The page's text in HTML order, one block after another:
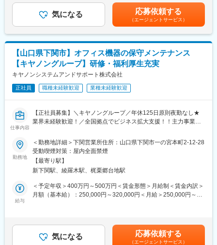
ムリーダーやマネージャーとの1on1ミーティングも実施し、上司
とも直接コミュニケーションできます。
してはトータル的なスキルアップが可能です。
■この仕事の魅力：
お客様が実現したいことを一緒に考え、直接コミュニケーション
のスキルを磨くことができ、
また、感謝の言葉を直接いただけることも魅力です。
【変更の範囲：会社の定める業務】
■組織の特徴：当グループは、UBE株式会社様やグループ会社様の
スクラッチシステムを担っており、提案～導入まで一気通貫での
作業が経験できます。若いメンバーも多く、活気のあるグループ
です。
■入社後の教育と今後のキャリアについて
メンターとなる社員がつき、業務全般のフォローを実施します。
またOJTを通じて業務および開発技術を習得していただき、習得
務の規模/難易度を高め、より上位の業務が行えるような環境を用
意しています。
■ＯＳ：Windows
■言語：VB.NET、C＃、ASP.NET MVC、.NET Core、
■在宅勤務について
週4日以内での在宅勤務可(週１日の出社ルール)
でも目安の金額であり、選考を通じて上下する可能性がありま
す。月給(月額)は固定手当を含めた表記です。
気になる 応募依頼する
（エージェントサービス）
【山口県下関市】オフィス機器の保守メンテナンス
【キヤノングループ】研修・福利厚生充実
キヤノンシステムアンドサポート株式会社
正社員 職種未経験歓迎 業種未経験歓迎
仕事内容
【正社員募集】＼キヤノングループ／年休125日原則夜勤なし★
業界未経験歓迎！／全国拠点でビジネス拡大支援！！主力事業の
快適なオフィス環境をトータル提供！充実の育児支援・研修制度
も完備♪
■業務内容：
＜保守サービス役務＞
複合機等のキヤノン製オフィス機器をご使用頂いているお客様先
へ訪問し、機器の保守点検作業、修理作業を実施（エリアによっ
がる適切な提案を適宜行い、その結果や反応を営業へフィードバ
ックする活動を行う
勤務地
＜勤務地詳細＞下関営業所住所：山口県下関市一の宮本町2-12-28
受動喫煙対策：屋内全面禁煙
【最寄り駅】
新下関駅、綾羅木駅、梶栗郷台地駅
給与
＜予定年収＞400万円～500万円＜賃金形態＞月給制＜賃金内訳＞
月額（基本給）：250,000円～320,000円＜月給＞250,000円～
あくまでも目安の金額であり、選考を通じて上下する可能性があ
ります。月給(月額)は固定手当を含めた表記です。
気になる 応募依頼する
（エージェントサービス）